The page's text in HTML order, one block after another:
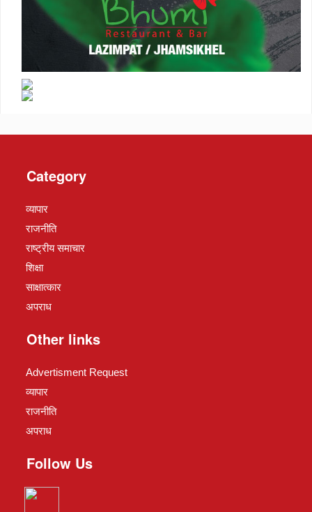
Category
व्यापार
राजनीति
राष्ट्रीय समाचार
शिक्षा
साक्षात्कार
अपराध
Other links
Advertisment Request
व्यापार
राजनीति
अपराध
Follow Us